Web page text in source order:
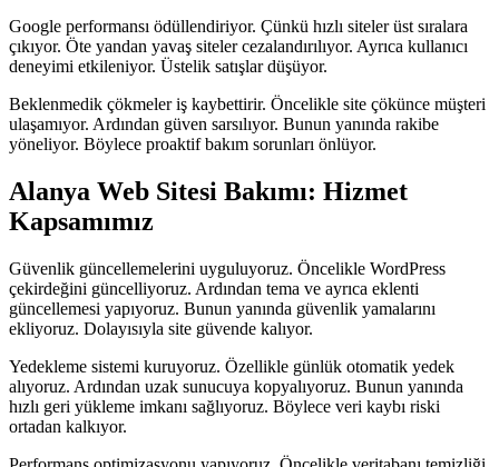
Google performansı ödüllendiriyor. Çünkü hızlı siteler üst sıralara
çıkıyor. Öte yandan yavaş siteler cezalandırılıyor. Ayrıca kullanıcı
deneyimi etkileniyor. Üstelik satışlar düşüyor.
Beklenmedik çökmeler iş kaybettirir. Öncelikle site çökünce müşteri
ulaşamıyor. Ardından güven sarsılıyor. Bunun yanında rakibe
yöneliyor. Böylece proaktif bakım sorunları önlüyor.
Alanya Web Sitesi Bakımı: Hizmet
Kapsamımız
Güvenlik güncellemelerini uyguluyoruz. Öncelikle WordPress
çekirdeğini güncelliyoruz. Ardından tema ve ayrıca eklenti
güncellemesi yapıyoruz. Bunun yanında güvenlik yamalarını
ekliyoruz. Dolayısıyla site güvende kalıyor.
Yedekleme sistemi kuruyoruz. Özellikle günlük otomatik yedek
alıyoruz. Ardından uzak sunucuya kopyalıyoruz. Bunun yanında
hızlı geri yükleme imkanı sağlıyoruz. Böylece veri kaybı riski
ortadan kalkıyor.